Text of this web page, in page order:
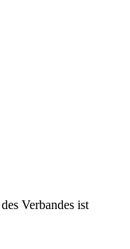
Verbandes ist